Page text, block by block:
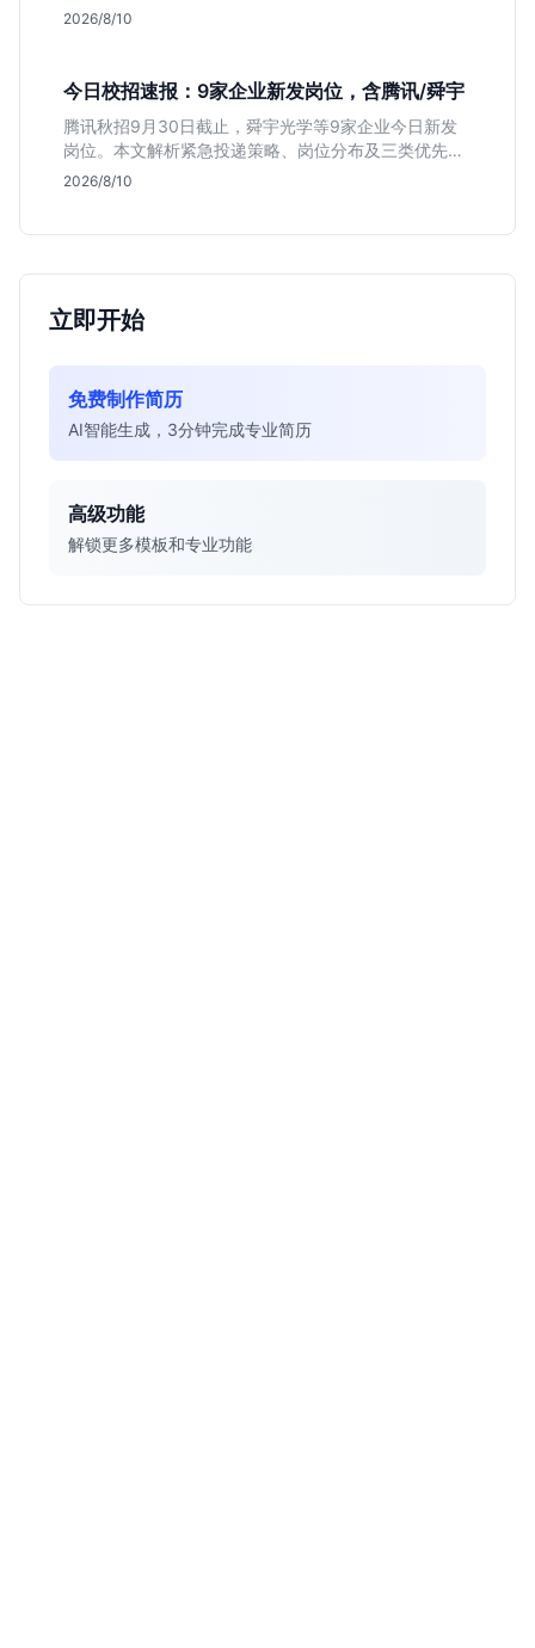
实习；舜宇光学聚焦硬件制造。本文分析三家企业时间
2026/8/10
今日校招速报：9家企业新发岗位，含腾讯/舜宇
腾讯秋招9月30日截止，舜宇光学等9家企业今日新发
岗位。本文解析紧急投递策略、岗位分布及三类优先人
群，助你快速决策。
2026/8/10
立即开始
免费制作简历
AI智能生成，3分钟完成专业简历
高级功能
解锁更多模板和专业功能